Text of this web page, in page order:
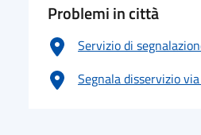
Problemi in città
Servizio di
Segnala disservizio